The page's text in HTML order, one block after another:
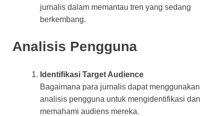
jurnalis dalam memantau tren yang sedang
berkembang.
Analisis Pengguna
Identifikasi Target Audience
Bagaimana para jurnalis dapat menggunakan
analisis pengguna untuk mengidentifikasi dan
memahami audiens mereka.